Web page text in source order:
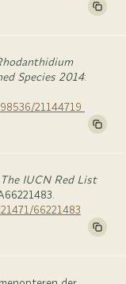
Species 2014:
21144719
IUCN Red List
66221483